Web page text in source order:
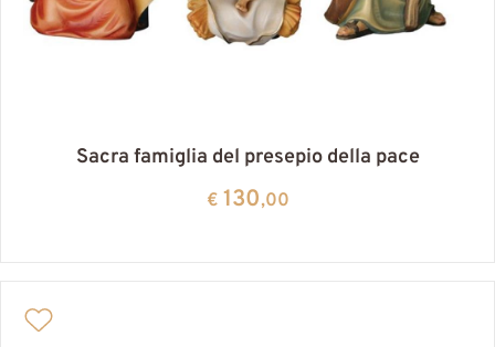
Sacra famiglia del presepio della pace
€130,00